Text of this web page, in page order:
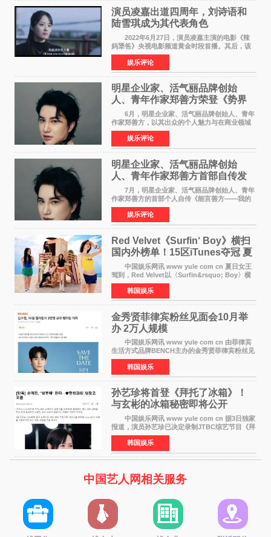
演员凌嘉出道四周年，刘诗语和
陆雪琪成为其代表角色
2022年6月27日，演员凌嘉主演的电影《辣
妈犟爸》央视电影频道黄金时段首播。其后，该
电影在央视电影频道多次复播（2022年8月10
日，2022年9月30日，2023年7月17日，2025年7
月14日）。除了多次复
娱乐评论
明星企业家、活气丽品牌创始
人、青年作家郑善方荣登《势界
POWERCIRCLES》6月刊
6月，明星企业家、活气丽品牌创始人、青年
作家郑善方，以其出众的个人魅力与在商业领域
的卓越建树，成功登上《势界
POWERCIRCLES》，展现了他在时尚与商业领
域的双重影响力。 明星企业家、青
娱乐评论
明星企业家、活气丽品牌创始
人、青年作家郑善方首部自传发
布， 书写跨界创业者的成长答卷
7月，明星企业家、活气丽品牌创始人、青年
作家郑善方的首部个人自传《能言善方——我的
跨界人生》正式发行。这本书以他的人生轨迹为
脉络，首次完整公开了从逐梦少年到横跨美业、
公益等多领域的
娱乐评论
Red Velvet《Surfin‘ Boy》横扫
国内外榜单！15区iTunes夺冠 夏
日女王强势回归
中国娱乐网讯 www yule com cn 夏日女王
驾到，Red Velvet以〈Surfin&rsquo; Boy〉横
扫国内外榜单，获得音乐粉丝的热烈反响。
Red Velvet于3日发行了夏日迷你专辑《Velvet
Summer》，
韩国娱乐
金秀贤菲律宾粉丝见面会10月举
办 2万人规模
中国娱乐网讯 www yule com cn 由菲律宾
生活方式品牌BENCH主办的金秀贤菲律宾粉丝见
面会，将于10月2日在马尼拉SM Mall of
Asia（MOA）竞技场举行，预计规模达2万人。
这也是金秀贤自去年陷
韩国娱乐
孙艺珍将首登《拜托了冰箱》！
与玄彬的冰箱秘密即将公开
中国娱乐网讯 www yule com cn 据3日独家
报道，演员孙艺珍已决定录制JTBC综艺节目《拜
托了冰箱》，目前正在协调具体细节。这是孙艺
珍首次公开个人冰箱，也是她婚后首次以玄彬的
妻子身份参与
韩国娱乐
中国艺人网相关服务